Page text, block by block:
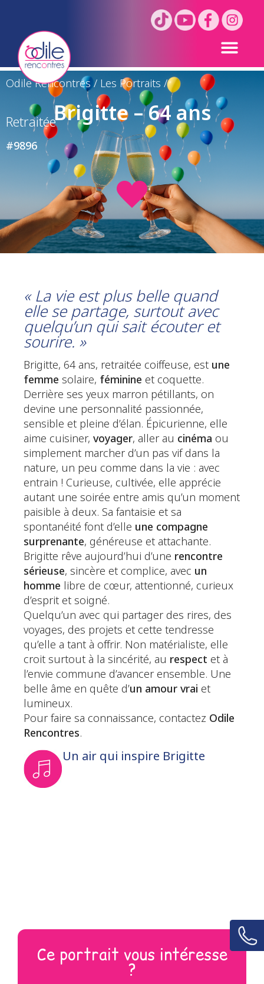
Odile Rencontres/ Les Portraits /
Brigitte – 64 ans
Retraitée
#9896
« La vie est plus belle quand
elle se partage, surtout avec
quelqu’un qui sait écouter et
sourire. »
Brigitte, 64 ans, retraitée coiffeuse, est une
femme solaire, féminine et coquette.
Derrière ses yeux marron pétillants, on
devine une personnalité passionnée,
sensible et pleine d’élan. Épicurienne, elle
aime cuisiner, voyager, aller au cinéma ou
simplement marcher d’un pas vif dans la
nature, un peu comme dans la vie : avec
entrain ! Curieuse, cultivée, elle apprécie
autant une soirée entre amis qu’un moment
paisible à deux. Sa fantaisie et sa
spontanéité font d’elle une compagne
surprenante, généreuse et attachante.
Brigitte rêve aujourd’hui d’une rencontre
sérieuse, sincère et complice, avec un
homme libre de cœur, attentionné, curieux
d’esprit et soigné.
Quelqu’un avec qui partager des rires, des
voyages, des projets et cette tendresse
qu’elle a tant à offrir. Non matérialiste, elle
croit surtout à la sincérité, au respect et à
l’envie commune d’avancer ensemble. Une
belle âme en quête d’un amour vrai et
lumineux.
Pour faire sa connaissance, contactez Odile
Rencontres.
Un air qui inspire Brigitte
Ce portrait vous intéresse
?